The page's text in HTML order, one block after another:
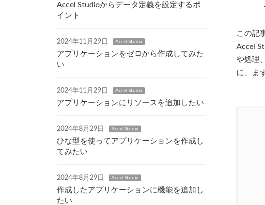
この記
Accel
や処理
に、ま
Accel Studioからデータ定義を設定するポ
イント
2024年11月29日 Accel Studio
アプリケーションをゼロから作成してみた
い
2024年11月29日 Accel Studio
アプリケーションにリソースを追加したい
2024年8月29日 Accel Studio
ひな型を使ってアプリケーションを作成し
てみたい
2024年8月29日 Accel Studio
作成したアプリケーションに機能を追加し
たい